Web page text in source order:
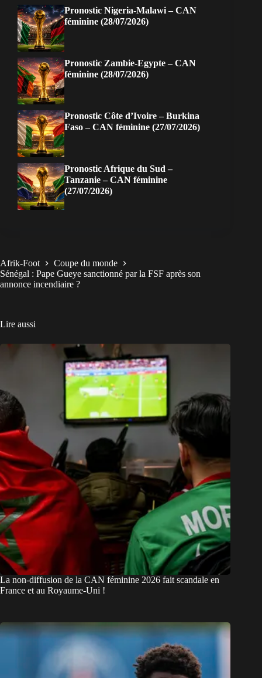
Pronostic Nigeria-Malawi – CAN
féminine (28/07/2026)
Pronostic Zambie-Egypte – CAN
féminine (28/07/2026)
Pronostic Côte d’Ivoire – Burkina
Faso – CAN féminine (27/07/2026)
Pronostic Afrique du Sud –
Tanzanie – CAN féminine
(27/07/2026)
Afrik-Foot
Coupe du monde
Sénégal : Pape Gueye sanctionné par la FSF après son
annonce incendiaire ?
Lire aussi
La non-diffusion de la CAN féminine 2026 fait scandale en
France et au Royaume-Uni !